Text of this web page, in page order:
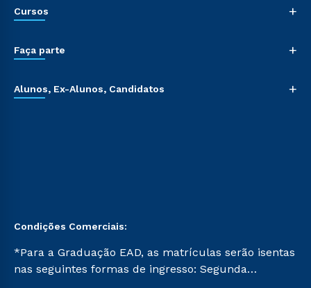
Cursos +
Faça parte +
Alunos, Ex-Alunos, Candidatos +
Condições Comerciais:
*Para a Graduação EAD, as matrículas serão isentas
nas seguintes formas de ingresso: Segunda